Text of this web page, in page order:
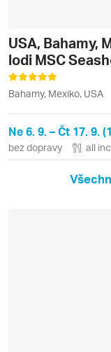
USA, Bahamy,
lodi MSC
Bahamy, Mexiko, USA
Ne 6. 9. – Čt 17. 9.
bez dopravy all